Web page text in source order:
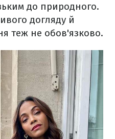
до природного.
догляду й
теж не обов'язково.